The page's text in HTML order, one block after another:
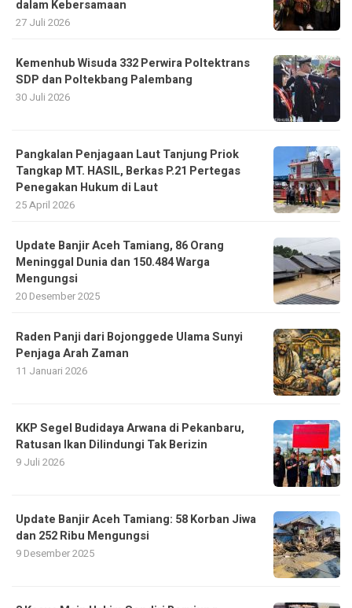
dalam Kebersamaan
27 Juli 2026
Kemenhub Wisuda 332 Perwira Poltektrans
SDP dan Poltekbang Palembang
30 Juli 2026
Pangkalan Penjagaan Laut Tanjung Priok
Tangkap MT. HASIL, Berkas P.21 Pertegas
Penegakan Hukum di Laut
25 April 2026
Update Banjir Aceh Tamiang, 86 Orang
Meninggal Dunia dan 150.484 Warga
Mengungsi
20 Desember 2025
Raden Panji dari Bojonggede Ulama Sunyi
Penjaga Arah Zaman
11 Januari 2026
KKP Segel Budidaya Arwana di Pekanbaru,
Ratusan Ikan Dilindungi Tak Berizin
9 Juli 2026
Update Banjir Aceh Tamiang: 58 Korban Jiwa
dan 252 Ribu Mengungsi
9 Desember 2025